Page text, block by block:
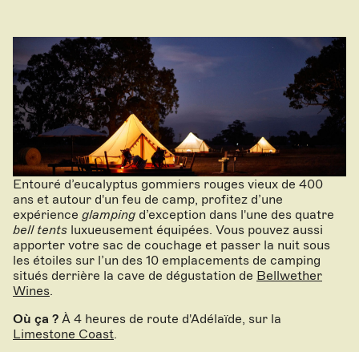
Entouré d’eucalyptus gommiers rouges vieux de 400
ans et autour d'un feu de camp, profitez d’une
expérience glamping d’exception dans l'une des quatre
bell tents luxueusement équipées. Vous pouvez aussi
apporter votre sac de couchage et passer la nuit sous
les étoiles sur l’un des 10 emplacements de camping
situés derrière la cave de dégustation de Bellwether
Wines
Où ça ? À 4 heures de route d'Adélaïde, sur la
Limestone Coast